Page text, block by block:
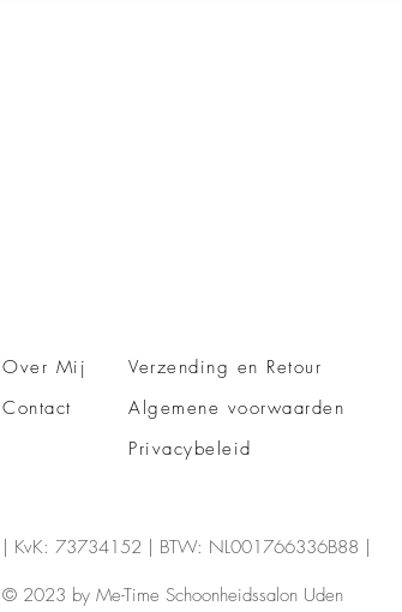
Over Mij
Contact
Verzending en Retour
Algemene voorwaarden
Privacybeleid
| KvK: 73734152 | BTW: NL001766336B88 |
© 2023 by Me-Time Schoonheidssalon Uden